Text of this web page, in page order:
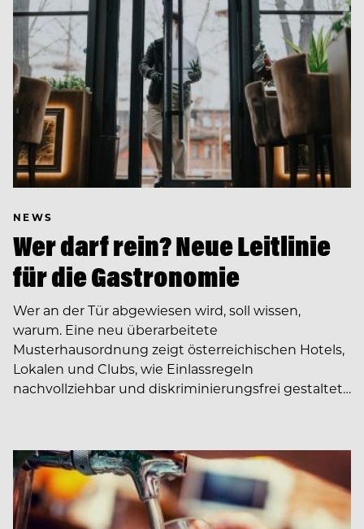
NEWS
Wer darf rein? Neue Leitlinie
für die Gastronomie
Wer an der Tür abgewiesen wird, soll wissen,
warum. Eine neu überarbeitete
Musterhausordnung zeigt österreichischen Hotels,
Lokalen und Clubs, wie Einlassregeln
nachvollziehbar und diskriminierungsfrei gestaltet…